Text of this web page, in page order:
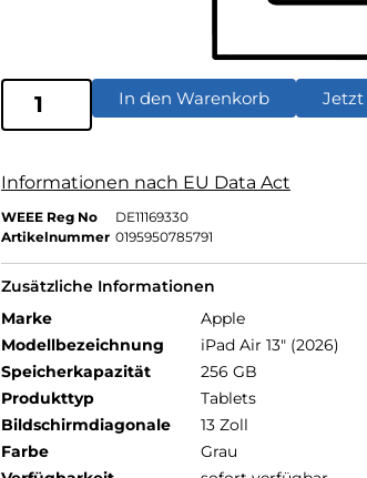
In den Warenkorb Jetzt
Informationen nach EU Data Act
WEEE Reg No
DE11169330
Artikelnummer 0195950785791
Zusätzliche Informationen
Marke
Apple
Modellbezeichnung
iPad Air 13" (2026)
Speicherkapazität
256 GB
Produkttyp
Tablets
Bildschirmdiagonale
13 Zoll
Farbe
Grau